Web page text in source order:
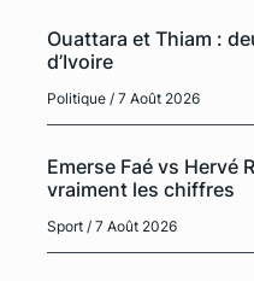
Ouattara et Thiam :
d’Ivoire
Politique / 7 Août 2026
Emerse Faé vs Hervé
vraiment les chiffres
Sport / 7 Août 2026